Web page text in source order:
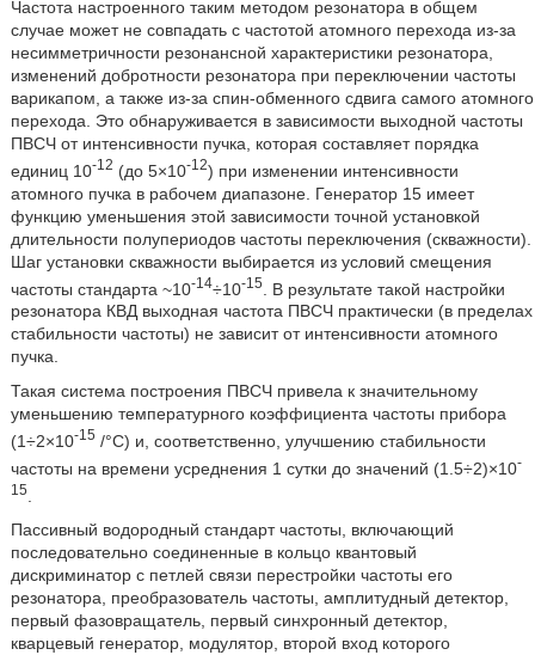
Частота настроенного таким методом резонатора в общем
случае может не совпадать с частотой атомного перехода из-за
несимметричности резонансной характеристики резонатора,
изменений добротности резонатора при переключении частоты
варикапом, а также из-за спин-обменного сдвига самого атомного
перехода. Это обнаруживается в зависимости выходной частоты
ПВСЧ от интенсивности пучка, которая составляет порядка
единиц 10-12 (до 5×10-12) при изменении интенсивности
атомного пучка в рабочем диапазоне. Генератор 15 имеет
функцию уменьшения этой зависимости точной установкой
длительности полупериодов частоты переключения (скважности).
Шаг установки скважности выбирается из условий смещения
частоты стандарта ~10-14÷10-15
. В результате такой настройки
резонатора КВД выходная частота ПВСЧ практически (в пределах
стабильности частоты) не зависит от интенсивности атомного
пучка.
Такая система построения ПВСЧ привела к значительному
уменьшению температурного коэффициента частоты прибора
(1÷2×10-15 /°С) и, соответственно, улучшению стабильности
частоты на времени усреднения 1 сутки до значений (1.5÷2)×10-
15
Пассивный водородный стандарт частоты, включающий
последовательно соединенные в кольцо квантовый
дискриминатор с петлей связи перестройки частоты его
резонатора, преобразователь частоты, амплитудный детектор,
первый фазовращатель, первый синхронный детектор,
кварцевый генератор, модулятор, второй вход которого